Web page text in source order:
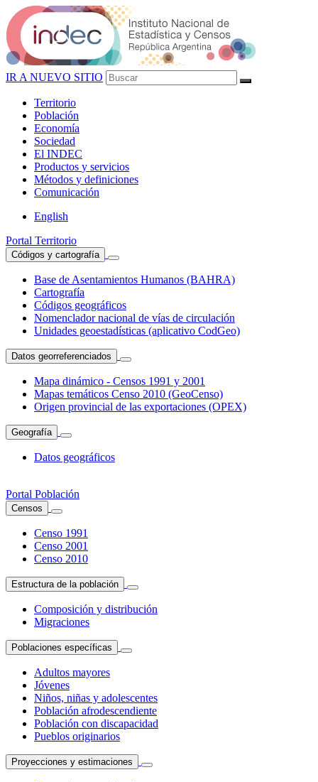
IR A NUEVO SITIO
Territorio
Población
Economía
Sociedad
El INDEC
Productos y servicios
Métodos y definiciones
Comunicación
English
Portal Territorio
Códigos y cartografía
Base de Asentamientos Humanos (BAHRA)
Cartografía
Códigos geográficos
Nomenclador nacional de vías de circulación
Unidades geoestadísticas (aplicativo CodGeo)
Datos georreferenciados
Mapa dinámico - Censos 1991 y 2001
Mapas temáticos Censo 2010 (GeoCenso)
Origen provincial de las exportaciones (OPEX)
Geografía
Datos geográficos
Portal Población
Censos
Censo 1991
Censo 2001
Censo 2010
Estructura de la población
Composición y distribución
Migraciones
Poblaciones específicas
Adultos mayores
Jóvenes
Niños, niñas y adolescentes
Población afrodescendiente
Población con discapacidad
Pueblos originarios
Proyecciones y estimaciones